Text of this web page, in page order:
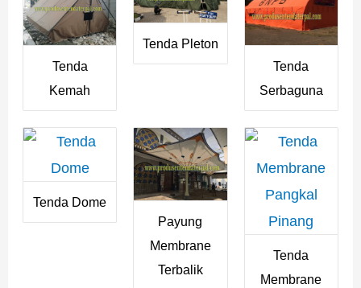
Tenda
Kemah
Tenda Pleton
Tenda
Serbaguna
Tenda Dome
Payung
Membrane
Terbalik
Tenda
Membrane